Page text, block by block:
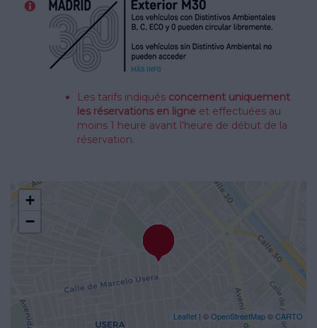
Les tarifs indiqués concernent uniquement
les réservations en ligneet effectuées au
moins 1 heure avant l'heure de début de la
réservation.
+
−
Leaflet | ©OpenStreetMap©CARTO